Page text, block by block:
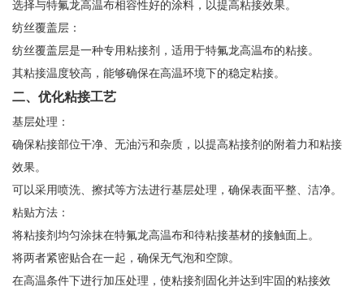
选择与特氟龙高温布相容性好的涂料，以提高粘接效果。
纺丝覆盖层：
纺丝覆盖层是一种专用粘接剂，适用于特氟龙高温布的粘接。
其粘接温度较高，能够确保在高温环境下的稳定粘接。
二、优化粘接工艺
基层处理：
确保粘接部位干净、无油污和杂质，以提高粘接剂的附着力和粘接
效果。
可以采用喷洗、擦拭等方法进行基层处理，确保表面平整、洁净。
粘贴方法：
将粘接剂均匀涂抹在特氟龙高温布和待粘接基材的接触面上。
将两者紧密贴合在一起，确保无气泡和空隙。
在高温条件下进行加压处理，使粘接剂固化并达到牢固的粘接效